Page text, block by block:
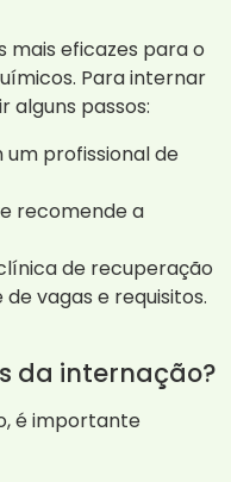
mais eficazes para o
Para internar
alguns passos:
um profissional de
recomende a
de recuperação
vagas e requisitos.
da internação?
é importante